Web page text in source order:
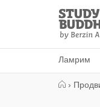
Study
Home
Ламрим
›